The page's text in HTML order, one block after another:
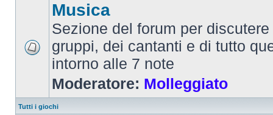
Musica
Sezione del forum per
gruppi, dei cantanti e di tutto
intorno alle 7 note
Moderatore: Molleggiato
Tutti i giochi